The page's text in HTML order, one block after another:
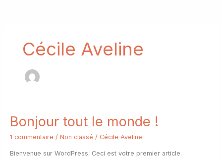
Cécile Aveline
Bonjour tout le monde !
1 commentaire / Non classé / Cécile Aveline
Bienvenue sur WordPress. Ceci est votre premier article.
Bonjour
tout
le